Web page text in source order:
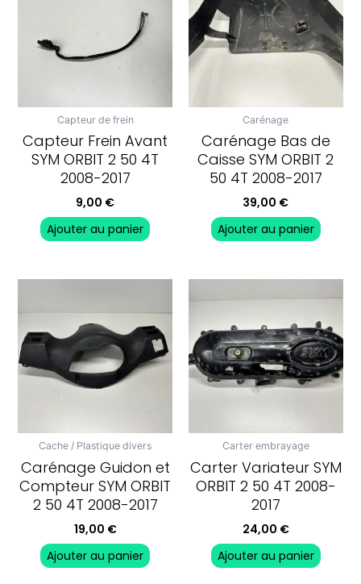
Capteur de frein
Capteur Frein Avant
SYM ORBIT 2 50 4T
2008-2017
9,00 €
Ajouter au panier
Carénage
Carénage Bas de
Caisse SYM ORBIT 2
50 4T 2008-2017
39,00 €
Ajouter au panier
Cache / Plastique divers
Carénage Guidon et
Compteur SYM ORBIT
2 50 4T 2008-2017
19,00 €
Ajouter au panier
Carter embrayage
Carter Variateur SYM
ORBIT 2 50 4T 2008-
2017
24,00 €
Ajouter au panier